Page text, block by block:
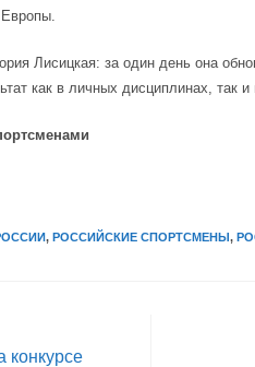
Европы.
Лисицкая: за один день она
как в личных дисциплинах, так и
, РОССИЙСКИЕ СПОРТСМЕНЫ,
конкурсе